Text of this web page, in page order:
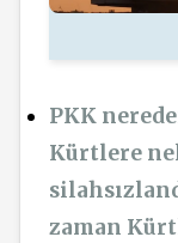
PKK
Kürtlere
zaman